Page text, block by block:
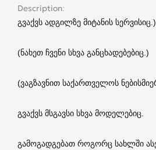
Description
გვაქვს ადგილზე მიტანის სერვისიც.)
(ნახეთ ჩვენი სხვა განცხადებებიც.)
(ვაგზავნით საქართველოს
გვაქვს მსგავსი სხვა მოდელებიც.
გამოგადგებათ როგორც სახლში